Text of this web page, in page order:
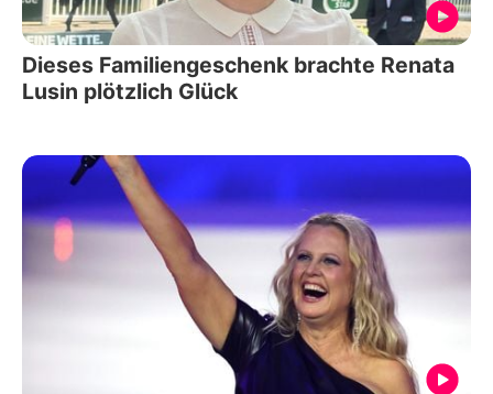
Dieses Familiengeschenk brachte Renata
Lusin plötzlich Glück